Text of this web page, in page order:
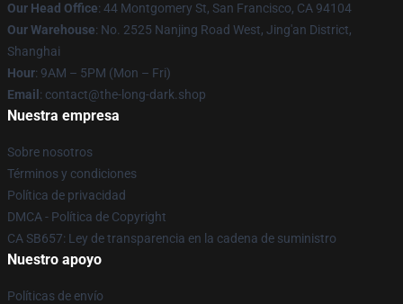
Our Head Office: 44 Montgomery St, San Francisco, CA 94104
Our Warehouse: No. 2525 Nanjing Road West, Jing'an District,
Shanghai
Hour: 9AM – 5PM (Mon – Fri)
Email : contact@the-long-dark.shop
Nuestra empresa
Sobre nosotros
Términos y condiciones
Política de privacidad
DMCA - Política de Copyright
CA SB657: Ley de transparencia en la cadena de suministro
Nuestro apoyo
Políticas de envío